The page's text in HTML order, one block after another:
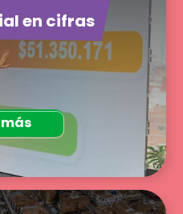
en cifras
más